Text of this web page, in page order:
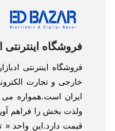
فروشگاه اینترنتی
خارجی و تجارت
ایران است.همواره
ولذت بخش را فراهم
قیمت دارد.این واحد «